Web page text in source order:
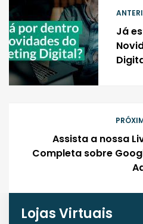
Lojas Virtuais
Já
Assista a nossa
Completa sobre